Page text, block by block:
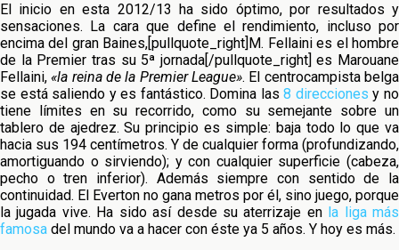
El inicio en esta 2012/13 ha sido óptimo, por resultados y
sensaciones. La cara que define el rendimiento, incluso por
encima del gran Baines,[pullquote_right]M. Fellaini es el hombre
de la Premier tras su 5ª jornada[/pullquote_right] es Marouane
Fellaini,«la reina de la Premier League». El centrocampista belga
se está saliendo y es fantástico. Domina las8 direcciones y no
tiene límites en su recorrido, como su semejante sobre un
tablero de ajedrez. Su principio es simple: baja todo lo que va
hacia sus 194 centímetros. Y de cualquier forma (profundizando,
amortiguando o sirviendo); y con cualquier superficie (cabeza,
pecho o tren inferior). Además siempre con sentido de la
continuidad. El Everton no gana metros por él, sino juego, porque
la jugada vive. Ha sido así desde su aterrizaje en la liga más
famosa del mundo va a hacer con éste ya 5 años. Y hoy es más.